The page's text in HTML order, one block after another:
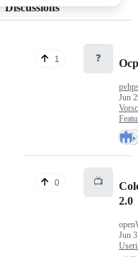
Discussions
1 ❓
Jun
0 📺
2.0
Jun